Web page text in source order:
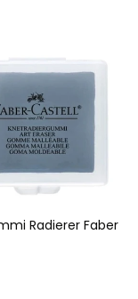
Radierer Faber